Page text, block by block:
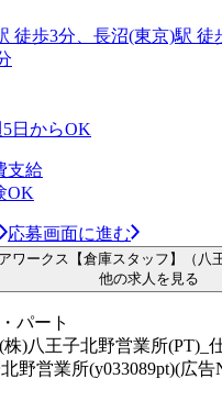
徒歩3分、長沼(東京)駅 徒
日からOK
支給
OK
応募画面に進む
ワークス【倉庫スタッフ】（八
他の求人を見る
パート
)八王子北野営業所(PT)_
野営業所(y033089pt)(広告